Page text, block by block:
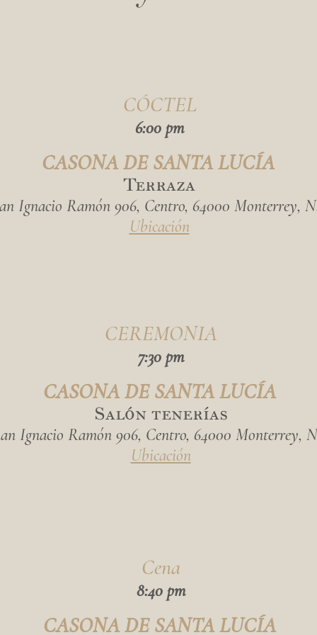
CÓCTEL
6:00 pm
CASONA DE SANTA LUCÍA
Terraza
Ignacio Ramón 906, Centro, 64000 Monterrey,
Ubicación
CEREMONIA
7:30 pm
CASONA DE SANTA LUCÍA
Salón tenerías
Ignacio Ramón 906, Centro, 64000 Monterrey,
Ubicación
Cena
8:40 pm
CASONA DE SANTA LUCÍA